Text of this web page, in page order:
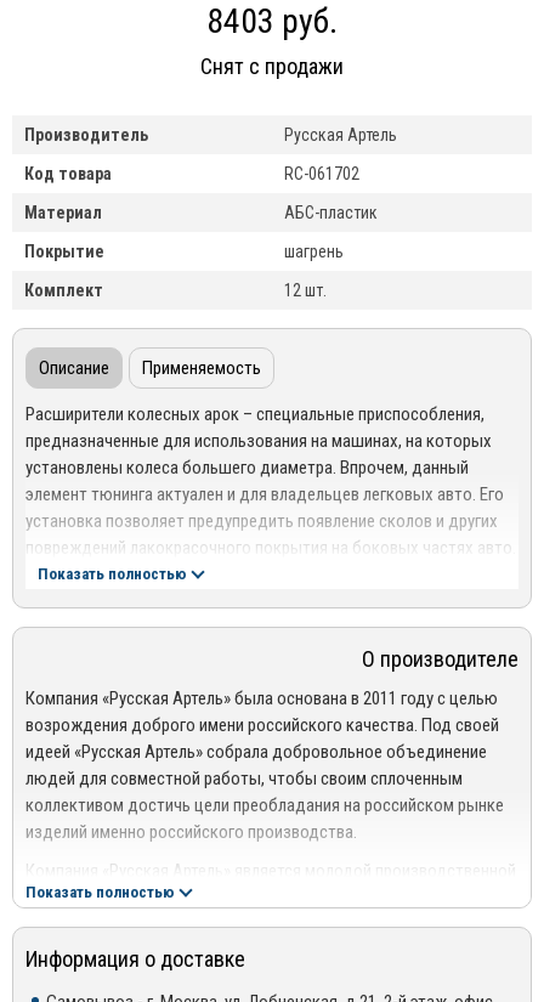
8403 руб.
Снят с продажи
Производитель
Русская Артель
Код товара
RC-061702
Материал
АБС-пластик
Покрытие
шагрень
Комплект
12 шт.
Описание Применяемость
Расширители колесных арок – специальные приспособления,
предназначенные для использования на машинах, на которых
установлены колеса большего диаметра. Впрочем, данный
элемент тюнинга актуален и для владельцев легковых авто. Его
установка позволяет предупредить появление сколов и других
повреждений лакокрасочного покрытия на боковых частях авто.
камней и других предметов, вылетающих из-под колес. Также
дверях и ее попадание в салон при езде с открытыми стеклами,
особенно в условиях бездорожья.
Виды расширителей колесных арок:
Пластиковые – модельная продукция, которая создается под
конкретные модели авто. Изготавливаются из ABS-пластика.
Благодаря повышенной прочности, устойчивости к
механическим воздействиям и перепадам температуры
пластиковые фендеры пользуются повышенным спросом у
Резиновые – это универсальные изделия, имеющие простую
Показать полностью
О производителе
Компания «Русская Артель» была основана в 2011 году с целью
возрождения доброго имени российского качества. Под своей
идеей «Русская Артель» собрала добровольное объединение
людей для совместной работы, чтобы своим сплоченным
коллективом достичь цели преобладания на российском рынке
изделий именно российского производства.
Компания «Русская Артель» является молодой производственной
компанией с большими амбициями и далеко идущими
интересами. Особое внимание в предыдущем предложении стоит
уделить словосочетанию «производственная компания», так как
основной задачей является производить, не продавать, а именно
Показать полностью
Информация о доставке